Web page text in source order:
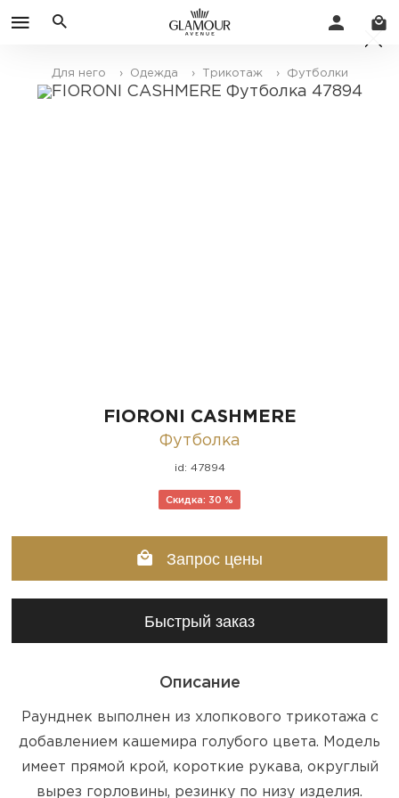
Для него › Одежда › Трикотаж › Футболки
FIORONI CASHMERE
Футболка
id: 47894
Скидка: 30 %
Запрос цены
Быстрый заказ
Описание
Раунднек выполнен из хлопкового трикотажа с
добавлением кашемира голубого цвета. Модель
имеет прямой крой, короткие рукава, округлый
вырез горловины, резинку по низу изделия.